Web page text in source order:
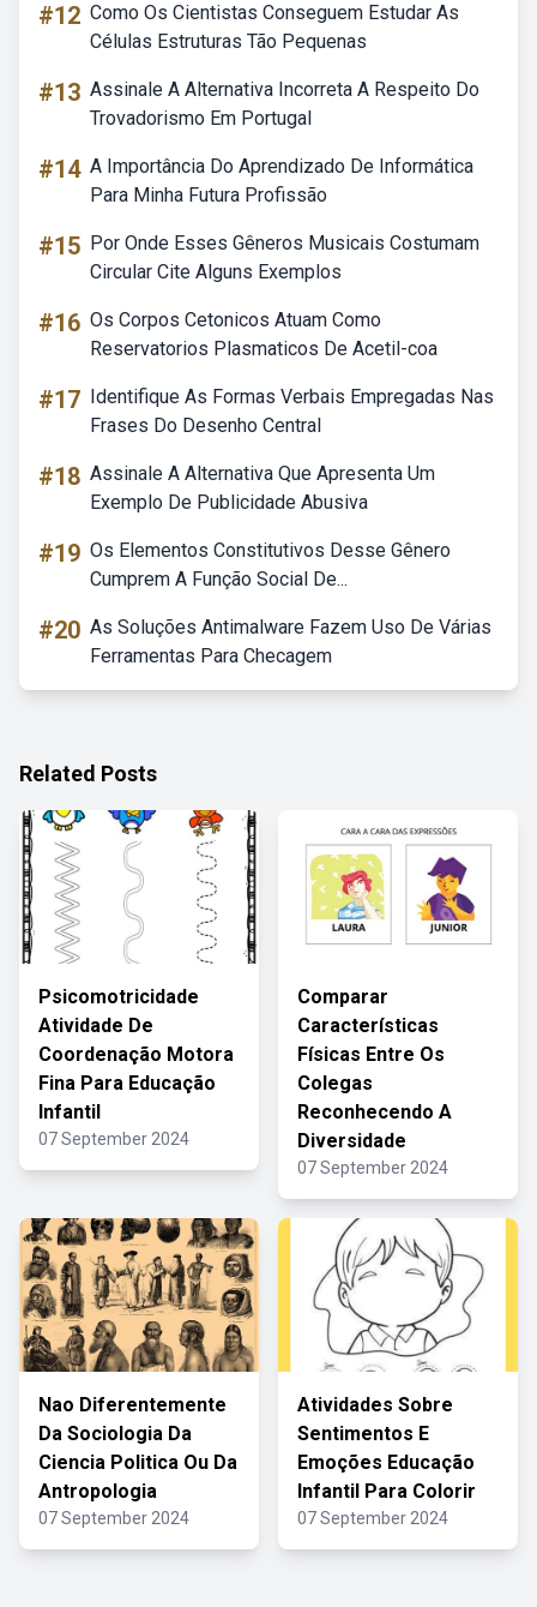
#12 Como Os Cientistas Conseguem Estudar As
Células Estruturas Tão Pequenas
#13 Assinale A Alternativa Incorreta A Respeito Do
Trovadorismo Em Portugal
#14 A Importância Do Aprendizado De Informática
Para Minha Futura Profissão
#15 Por Onde Esses Gêneros Musicais Costumam
Circular Cite Alguns Exemplos
#16 Os Corpos Cetonicos Atuam Como
Reservatorios Plasmaticos De Acetil-coa
#17 Identifique As Formas Verbais Empregadas Nas
Frases Do Desenho Central
#18 Assinale A Alternativa Que Apresenta Um
Exemplo De Publicidade Abusiva
#19 Os Elementos Constitutivos Desse Gênero
Cumprem A Função Social De...
#20 As Soluções Antimalware Fazem Uso De Várias
Ferramentas Para Checagem
Related Posts
Psicomotricidade
Atividade De
Coordenação Motora
Fina Para Educação
Infantil
07 September 2024
Comparar
Características
Físicas Entre Os
Colegas
Reconhecendo A
Diversidade
07 September 2024
Nao Diferentemente
Da Sociologia Da
Ciencia Politica Ou Da
Antropologia
07 September 2024
Atividades Sobre
Sentimentos E
Emoções Educação
Infantil Para Colorir
07 September 2024